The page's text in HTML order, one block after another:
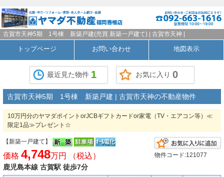
古賀市天神5期 1号棟 新築戸建(売買 新築一戸建て) | 古賀市天神 |
トップページ お問い合わせ 地図表示
最近見た物件 1 お気に入り 0
古賀市天神5期 1号棟 新築戸建 | 古賀市天神の不動産物件
10万円分のヤマダポイントorJCBギフトカードor家電（TV・エアコン等）≪
限定1品≫プレゼント☆
【新築一戸建て】
価格 4,748万円 （税込）
鹿児島本線 古賀駅 徒歩7分
物件コード:121077